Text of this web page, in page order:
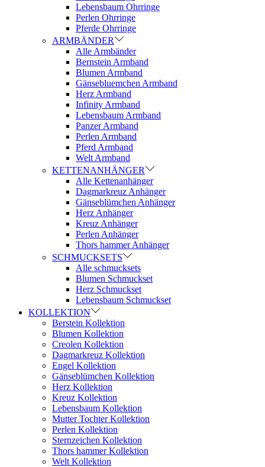
Lebensbaum Ohrringe
Perlen Ohrringe
Pferde Ohrringe
ARMBÄNDER
Alle Armbänder
Bernstein Armband
Blumen Armband
Gänsebluemchen Armband
Herz Armband
Infinity Armband
Lebensbaum Armband
Panzer Armband
Perlen Armband
Pferd Armband
Welt Armband
KETTENANHÄNGER
Alle Kettenanhänger
Dagmarkreuz Anhänger
Gänseblümchen Anhänger
Herz Anhänger
Kreuz Anhänger
Perlen Anhänger
Thors hammer Anhänger
SCHMUCKSETS
Alle schmucksets
Blumen Schmuckset
Herz Schmuckset
Lebensbaum Schmuckset
KOLLEKTION
Berstein Kollektion
Blumen Kollektion
Creolen Kollektion
Dagmarkreuz Kollektion
Engel Kollektion
Gänseblümchen Kollektion
Herz Kollektion
Kreuz Kollektion
Lebensbaum Kollektion
Mutter Tochter Kollektion
Perlen Kollektion
Sternzeichen Kollektion
Thors hammer Kollektion
Welt Kollektion